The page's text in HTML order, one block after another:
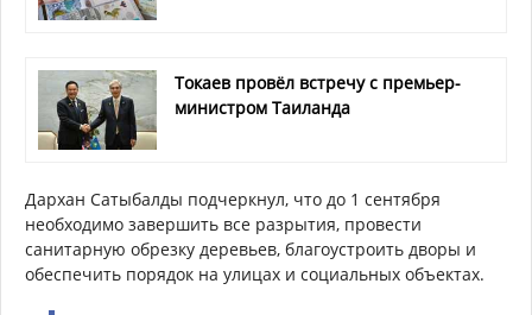
Токаев провёл встречу с премьер-
министром Таиланда
Дархан Сатыбалды подчеркнул, что до 1 сентября
необходимо завершить все разрытия, провести
санитарную обрезку деревьев, благоустроить дворы и
обеспечить порядок на улицах и социальных объектах.